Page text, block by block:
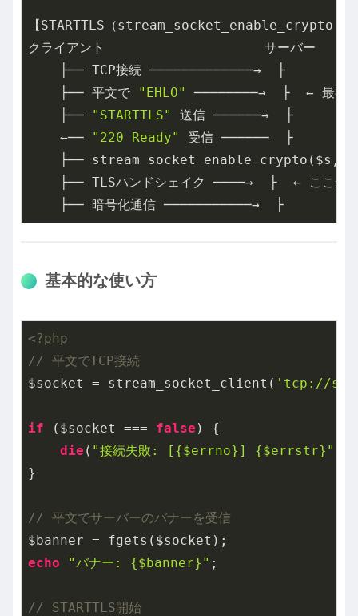
【STARTTLS（stream_socket_enable_crypto を
クライアント                    サーバー
    ├── TCP接続 ─────────────→  ├
    ├── 平文で
"EHLO"
────────→  ├  ← 最初
    ├──
"STARTTLS"
送信 ──────→  ├
    ←──
"220 Ready"
受信 ──────  ├
    ├── stream_socket_enable_crypto($s,
├── TLSハンドシェイク ────→  ├  ← ここか
基本的な使い方
<?php
// 平文でTCP接続
$socket = stream_socket_client( 'tcp://
if ($socket === false ) {
die ( "接続失敗: [{$errno}] {$errstr}"
}
// 平文でサーバーのバナーを受信
echo
"バナー: {$banner}" ;
// STARTTLS開始